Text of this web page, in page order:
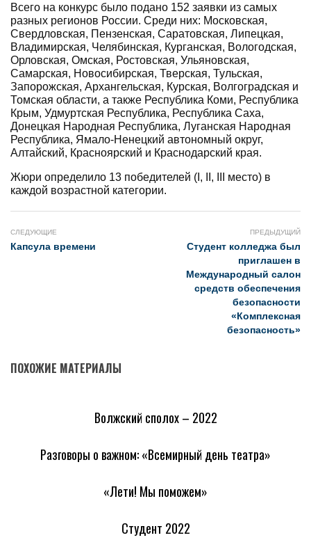
Всего на конкурс было подано 152 заявки из самых
разных регионов России. Среди них: Московская,
Свердловская, Пензенская, Саратовская, Липецкая,
Владимирская, Челябинская, Курганская, Вологодская,
Орловская, Омская, Ростовская, Ульяновская,
Самарская, Новосибирская, Тверская, Тульская,
Запорожская, Архангельская, Курская, Волгоградская и
Томская области, а также Республика Коми, Республика
Крым, Удмуртская Республика, Республика Саха,
Донецкая Народная Республика, Луганская Народная
Республика, Ямало-Ненецкий автономный округ,
Алтайский, Красноярский и Краснодарский края.
Жюри определило 13 победителей (I, II, III место) в
каждой возрастной категории.
СЛЕДУЮЩИЕ
Капсула времени
ПРЕДЫДУЩИЙ
Студент колледжа был
приглашен в
Международный салон
средств обеспечения
безопасности
«Комплексная
безопасность»
ПОХОЖИЕ МАТЕРИАЛЫ
Волжский сполох – 2022
Разговоры о важном: «Всемирный день театра»
«Лети! Мы поможем»
Студент 2022